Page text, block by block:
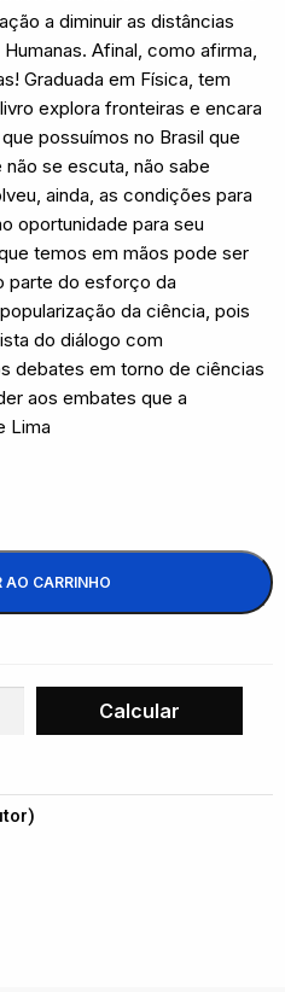
a diminuir as distâncias
Afinal, como afirma,
Graduada em Física, tem
explora fronteiras e encara
possuímos no Brasil que
se escuta, não sabe
ainda, as condições para
oportunidade para seu
temos em mãos pode ser
parte do esforço da
da ciência, pois
do diálogo com
debates em torno de ciências
aos embates que a
Lima
AO CARRINHO